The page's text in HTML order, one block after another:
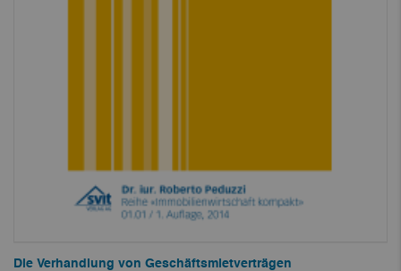
Die Verhandlung von Geschäftsmietverträgen